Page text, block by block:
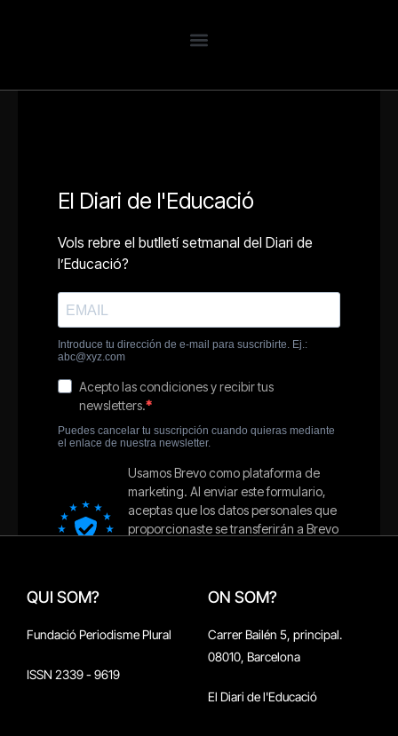
QUI SOM?
Fundació Periodisme Plural
ISSN 2339 - 9619
ON SOM?
Carrer Bailén 5, principal.
08010, Barcelona
El Diari de l'Educació